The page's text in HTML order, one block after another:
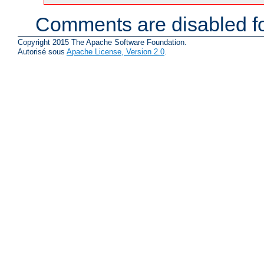
Comments are disabled
Copyright 2015 The Apache Software Foundation.
Autorisé sous Apache License, Version 2.0.